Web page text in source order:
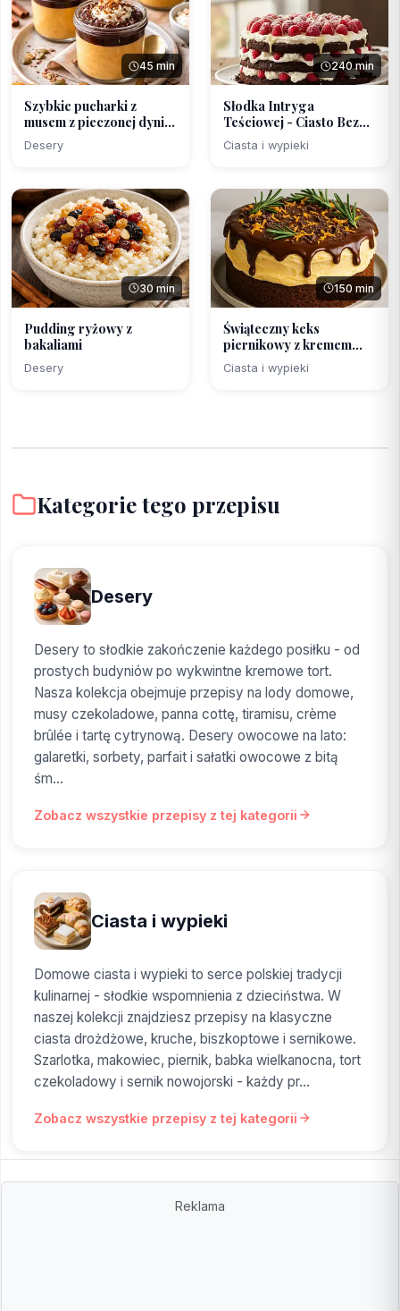
45 min
Szybkie pucharki z
musem z pieczonej dyni
...
Desery
240 min
Słodka Intryga
Teściowej - Ciasto Bez
Piec...
Ciasta i wypieki
30 min
Pudding ryżowy z
bakaliami
Desery
150 min
Świąteczny keks
piernikowy z kremem
pomara...
Ciasta i wypieki
Kategorie tego przepisu
Desery
Desery to słodkie zakończenie każdego posiłku - od
prostych budyniów po wykwintne kremowe tort.
Nasza kolekcja obejmuje przepisy na lody domowe,
musy czekoladowe, panna cottę, tiramisu, crème
brûlée i tartę cytrynową. Desery owocowe na lato:
galaretki, sorbety, parfait i sałatki owocowe z bitą
śm...
Zobacz wszystkie przepisy z tej kategorii
Ciasta i wypieki
Domowe ciasta i wypieki to serce polskiej tradycji
kulinarnej - słodkie wspomnienia z dzieciństwa. W
naszej kolekcji znajdziesz przepisy na klasyczne
ciasta drożdżowe, kruche, biszkoptowe i sernikowe.
Szarlotka, makowiec, piernik, babka wielkanocna, tort
czekoladowy i sernik nowojorski - każdy pr...
Zobacz wszystkie przepisy z tej kategorii
Reklama